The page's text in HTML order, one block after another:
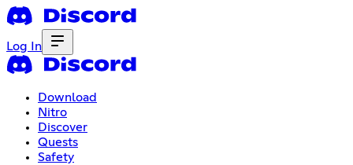
Log In
Download
Nitro
Discover
Quests
Safety